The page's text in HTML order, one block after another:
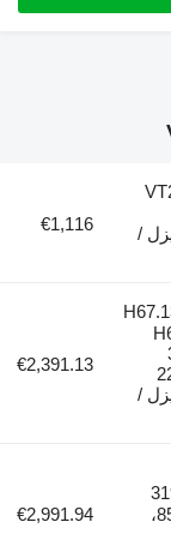
€1,116
€2,391.13
€2,991.94